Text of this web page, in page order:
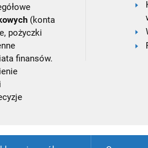
(konta
pożyczki
finansów.